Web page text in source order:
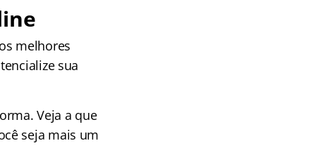
melhores
sua
Veja a que
seja mais um